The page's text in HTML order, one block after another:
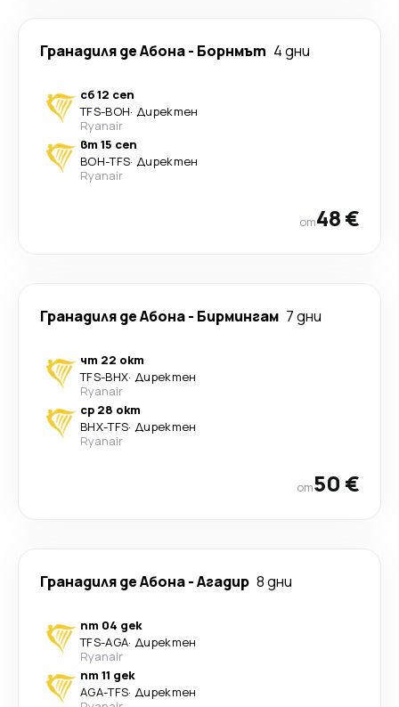
Гранадиля де Абона- Борнмът 4 дни
сб 12 сеп
TFS-BOH· Директен
Ryanair
вт 15 сеп
BOH-TFS· Директен
Ryanair
от48 €
Гранадиля де Абона- Бирмингам 7 дни
чт 22 окт
TFS-BHX· Директен
Ryanair
ср 28 окт
BHX-TFS· Директен
Ryanair
от50 €
Гранадиля де Абона-Агадир 8 дни
пт 04 дек
TFS-AGA· Директен
Ryanair
пт 11 дек
AGA-TFS· Директен